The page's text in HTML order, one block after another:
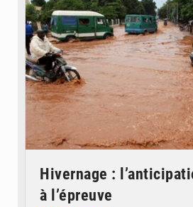
Hivernage :
à l’épreuve